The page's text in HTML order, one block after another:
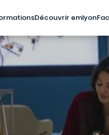
Découvrir emlyon